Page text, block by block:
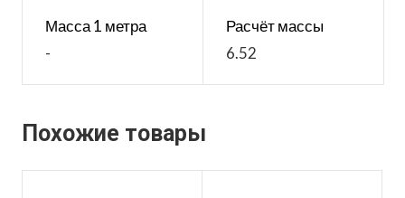
Масса 1 метра
-
Расчёт массы
6.52
Похожие товары